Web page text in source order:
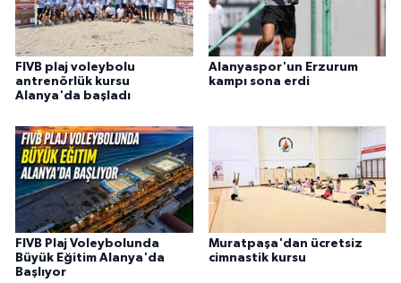
FIVB plaj voleybolu
antrenörlük kursu
Alanya'da başladı
Alanyaspor'un Erzurum
kampı sona erdi
FIVB Plaj Voleybolunda
Büyük Eğitim Alanya'da
Başlıyor
Muratpaşa'dan ücretsiz
cimnastik kursu